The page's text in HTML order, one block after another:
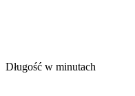
Długość w minutach